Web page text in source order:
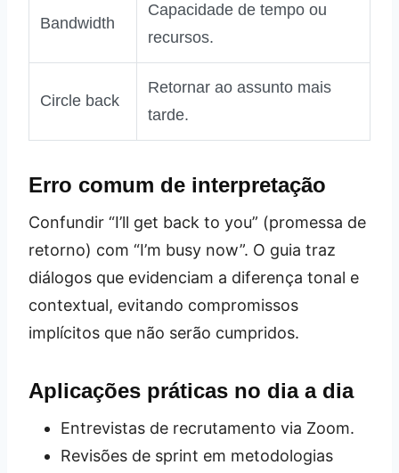
Bandwidth
Capacidade de tempo ou
recursos.
Circle back
Retornar ao assunto mais
tarde.
Erro comum de interpretação
Confundir “I’ll get back to you” (promessa de
retorno) com “I’m busy now”. O guia traz
diálogos que evidenciam a diferença tonal e
contextual, evitando compromissos
implícitos que não serão cumpridos.
Aplicações práticas no dia a dia
Entrevistas de recrutamento via Zoom.
Revisões de sprint em metodologias